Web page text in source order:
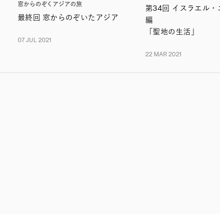
窓からのぞくアジアの旅
最終回 窓からのぞいたアジア
07 JUL 2021
第34回 イスラエル・
編
「聖地の生活」
22 MAR 2021